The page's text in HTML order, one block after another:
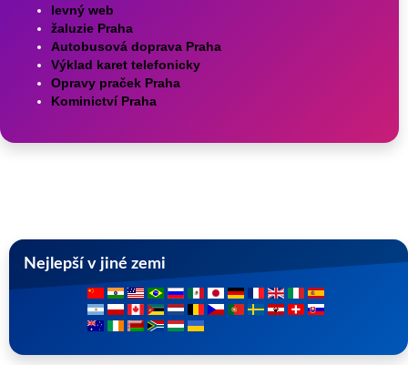
levný web
žaluzie Praha
Autobusová doprava Praha
Výklad karet telefonicky
Opravy praček Praha
Kominictví Praha
Nejlepší v jiné zemi